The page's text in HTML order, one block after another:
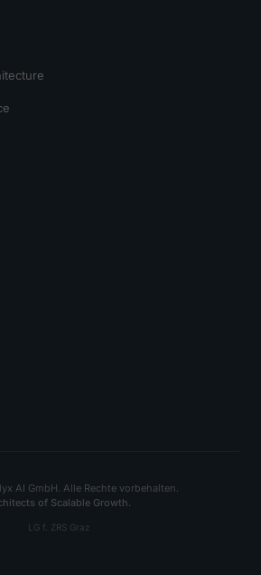
AI GmbH. Alle Rechte vorbehalten.
of Scalable Growth.
LG f. ZRS Graz